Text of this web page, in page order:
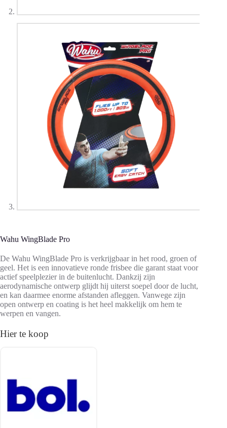
Wahu WingBlade Pro
De Wahu WingBlade Pro is verkrijgbaar in het rood, groen of
geel. Het is een innovatieve ronde frisbee die garant staat voor
actief speelplezier in de buitenlucht. Dankzij zijn
aerodynamische ontwerp glijdt hij uiterst soepel door de lucht,
en kan daarmee enorme afstanden afleggen. Vanwege zijn
open ontwerp en coating is het heel makkelijk om hem te
werpen en vangen.
Hier te koop